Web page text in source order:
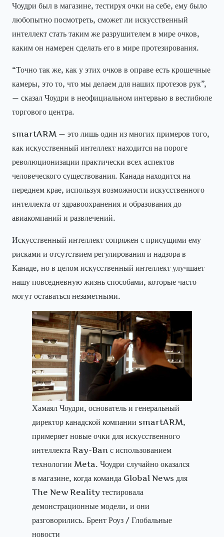
Чоудри был в магазине, тестируя очки на себе, ему было
любопытно посмотреть, сможет ли искусственный
интеллект стать таким же разрушителем в мире очков,
каким он намерен сделать его в мире протезирования.
“Точно так же, как у этих очков в оправе есть крошечные
камеры, это то, что мы делаем для наших протезов рук”,
— сказал Чоудри в неофициальном интервью в вестибюле
торгового центра.
smartARM — это лишь один из многих примеров того,
как искусственный интеллект находится на пороге
революционизации практически всех аспектов
человеческого существования. Канада находится на
переднем крае, используя возможности искусственного
интеллекта от здравоохранения и образования до
авиакомпаний и развлечений.
Искусственный интеллект сопряжен с присущими ему
рисками и отсутствием регулирования и надзора в
Канаде, но в целом искусственный интеллект улучшает
нашу повседневную жизнь способами, которые часто
могут оставаться незаметными.
Хамаял Чоудри, основатель и генеральный
директор канадской компании smartARM,
примеряет новые очки для искусственного
интеллекта Ray-Ban с использованием
технологии Meta. Чоудри случайно оказался
в магазине, когда команда Global News для
The New Reality тестировала
демонстрационные модели, и они
разговорились. Брент Роуз / Глобальные
новости